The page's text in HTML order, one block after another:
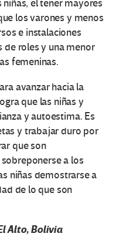
el tener mayores
los varones y menos
e instalaciones
roles y una menor
femeninas.
avanzar hacia la
que las niñas y
y autoestima. Es
y trabajar duro por
que son
a los
niñas demostrarse a
de lo que son
Alto, Bolivia